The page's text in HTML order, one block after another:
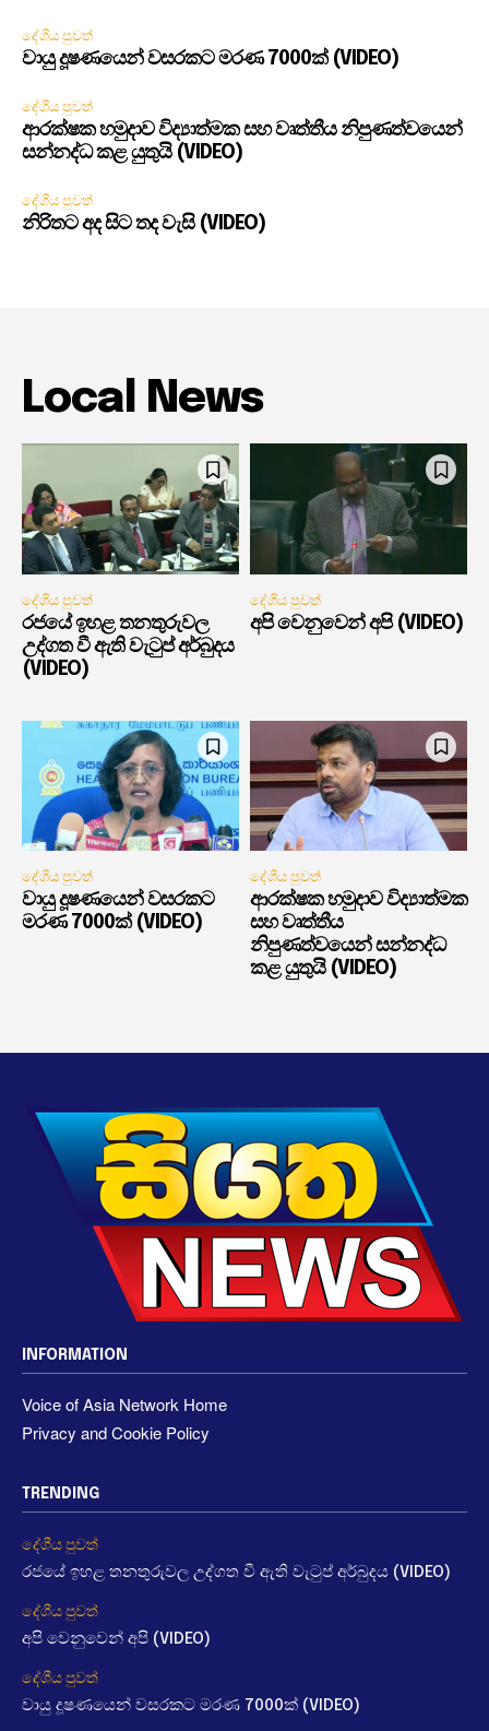
දේශීය පුවත්
වායු දූෂණයෙන් වසරකට මරණ 7000ක් (VIDEO)
දේශීය පුවත්
ආරක්ෂක හමුදාව විද්‍යාත්මක සහ වෘත්තීය නිපුණත්වයෙන්
සන්නද්ධ කළ යුතුයි (VIDEO)
දේශීය පුවත්
නිරිතට අද සිට තද වැසි (VIDEO)
Local News
දේශීය පුවත්
රජයේ ඉහළ තනතුරුවල
උද්ගත වී ඇති වැටුප් අර්බුදය
(VIDEO)
දේශීය පුවත්
අපි වෙනුවෙන් අපි (VIDEO)
දේශීය පුවත්
වායු දූෂණයෙන් වසරකට
මරණ 7000ක් (VIDEO)
දේශීය පුවත්
ආරක්ෂක හමුදාව විද්‍යාත්මක
සහ වෘත්තීය
නිපුණත්වයෙන් සන්නද්ධ
කළ යුතුයි (VIDEO)
INFORMATION
Voice of Asia Network Home
Privacy and Cookie Policy
TRENDING
දේශීය පුවත්
රජයේ ඉහළ තනතුරුවල උද්ගත වී ඇති වැටුප් අර්බුදය (VIDEO)
දේශීය පුවත්
අපි වෙනුවෙන් අපි (VIDEO)
දේශීය පුවත්
වායු දූෂණයෙන් වසරකට මරණ 7000ක් (VIDEO)